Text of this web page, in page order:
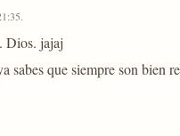
.
Dios. jajaj
sabes que siempre son bien